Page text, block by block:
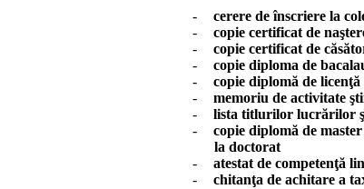
- cerere de înscriere la
-
copie certificat de
-
copie certificat de
-
copie diploma de
-
copie diplomă de
-
memoriu de activitate
-
lista titlurilor lucrărilor
-
copie diplomă de
la doctorat
-
atestat de competenţă
-
chitanţa de achitare a